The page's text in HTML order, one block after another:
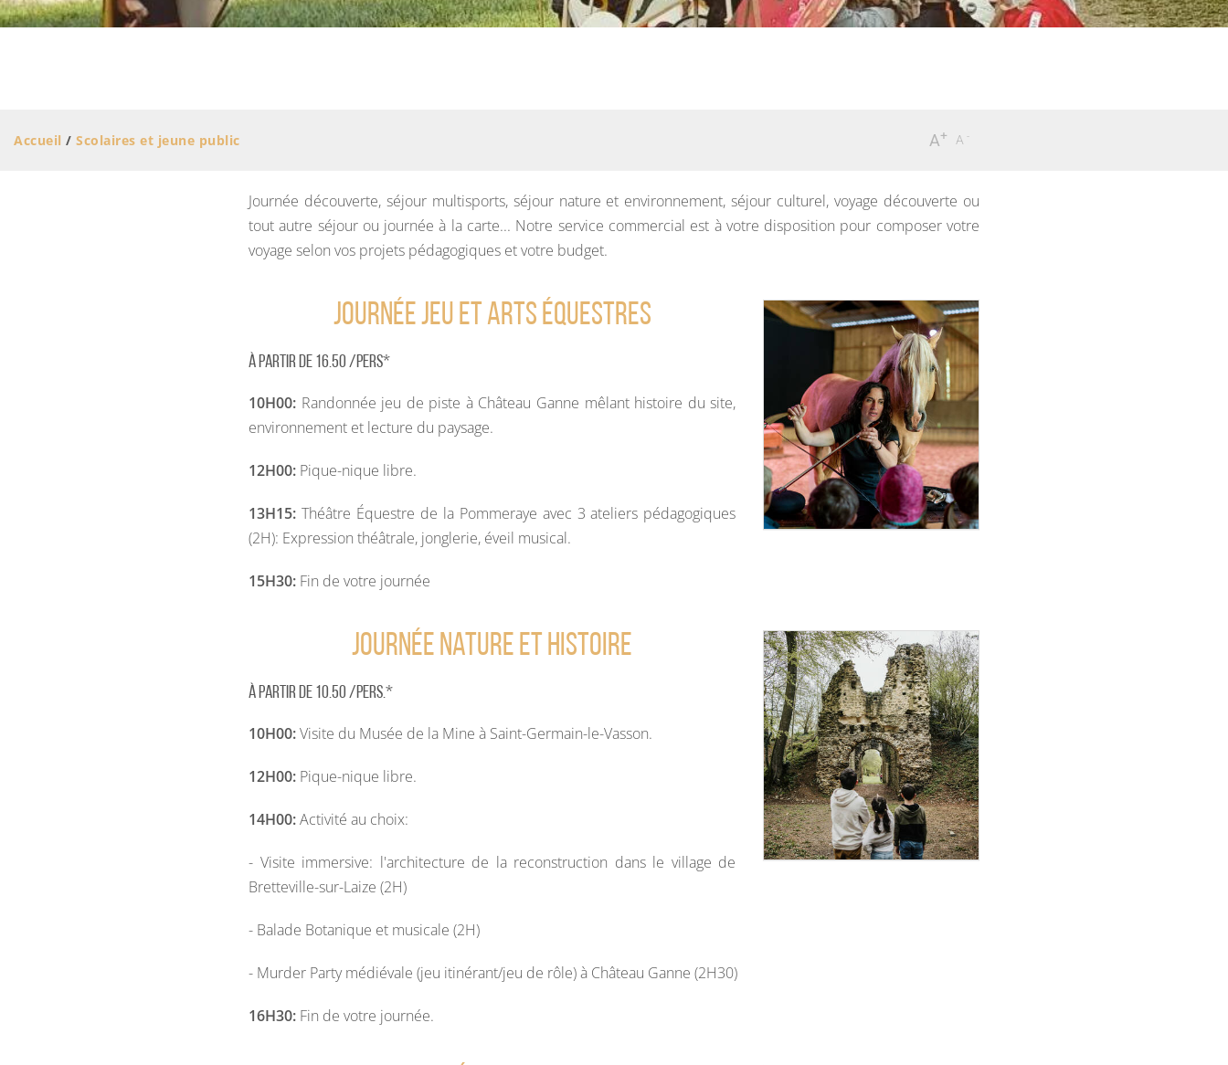
Activités verticales et parapente
Expériences en Suisse Normande
SORTIR
Aires de camping-car
Classements et labels
OÙ RECEVOIR ?
-
A
+
A
Accueil / Scolaires et jeune public
Journée découverte, séjour multisports, séjour nature et environnement, séjour culturel, voyage découverte ou
tout autre séjour ou journée à la carte... Notre service commercial est à votre disposition pour composer votre
voyage selon vos projets pédagogiques et votre budget.
Journée Jeu et Arts Équestres
À partir de 16.50 /pers*
10H00: Randonnée jeu de piste à Château Ganne mêlant histoire du site,
environnement et lecture du paysage.
12H00: Pique-nique libre.
13H15: Théâtre Équestre de la Pommeraye avec 3 ateliers pédagogiques
(2H): Expression théâtrale, jonglerie, éveil musical.
15H30: Fin de votre journée
Journée nature et histoire
À partir de 10.50 /pers.*
10H00:Visite du Musée de la Mine à Saint-Germain-le-Vasson.
12H00: Pique-nique libre.
14H00:Activité au choix:
- Visite immersive: l'architecture de la reconstruction dans le village de
Bretteville-sur-Laize (2H)
- Balade Botanique et musicale (2H)
- Murder Party médiévale (jeu itinérant/jeu de rôle) à Château Ganne (2H30)
16H30: Fin de votre journée.